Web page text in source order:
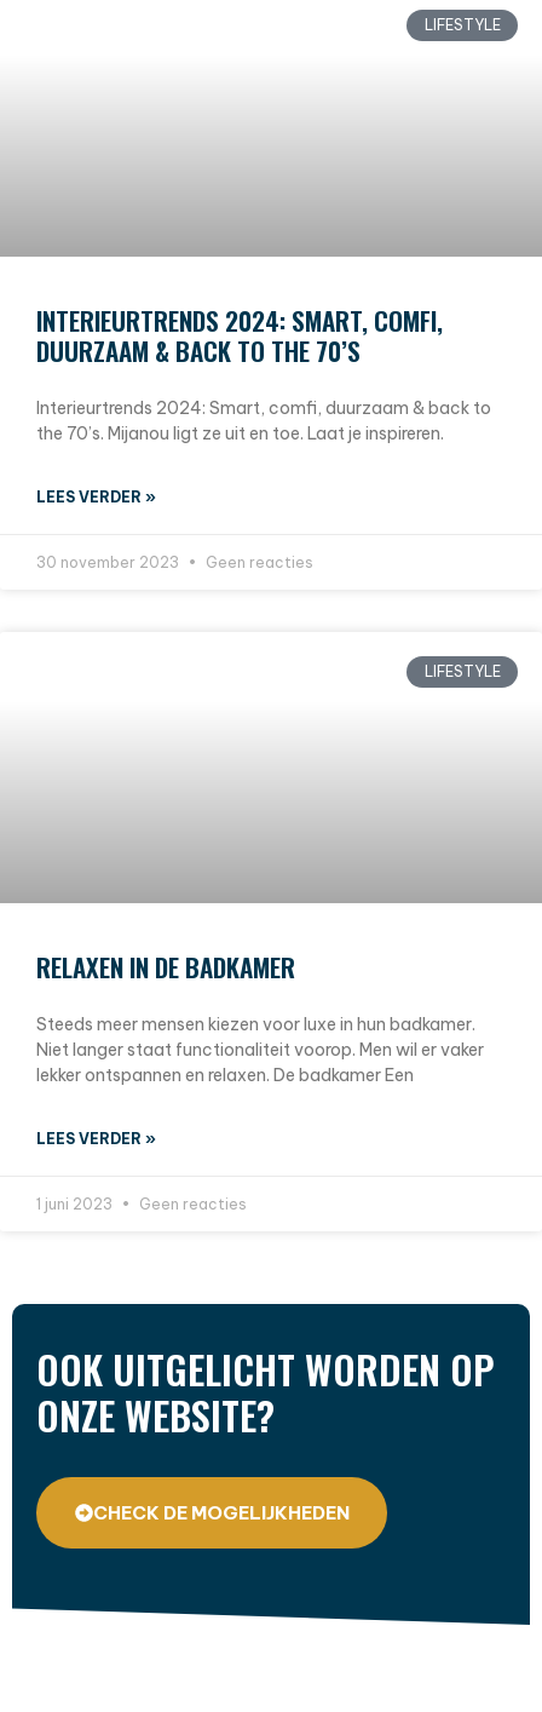
LIFESTYLE
INTERIEURTRENDS 2024: SMART, COMFI,
DUURZAAM & BACK TO THE 70’S
Interieurtrends 2024: Smart, comfi, duurzaam & back to
the 70’s. Mijanou ligt ze uit en toe. Laat je inspireren.
LEES VERDER »
30 november 2023 Geen reacties
LIFESTYLE
RELAXEN IN DE BADKAMER
Steeds meer mensen kiezen voor luxe in hun badkamer.
Niet langer staat functionaliteit voorop. Men wil er vaker
lekker ontspannen en relaxen. De badkamer Een
LEES VERDER »
1 juni 2023 Geen reacties
OOK UITGELICHT WORDEN OP
ONZE WEBSITE?
CHECK DE MOGELIJKHEDEN